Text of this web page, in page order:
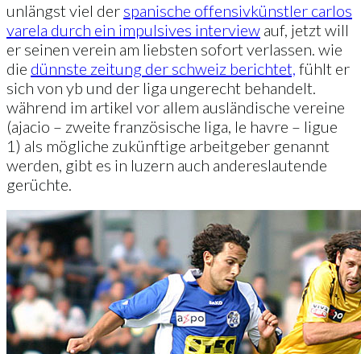
unlängst viel der spanische offensivkünstler carlos
varela durch ein impulsives interview auf, jetzt will
er seinen verein am liebsten sofort verlassen. wie
die dünnste zeitung der schweiz berichtet, fühlt er
sich von yb und der liga ungerecht behandelt.
während im artikel vor allem ausländische vereine
(ajacio – zweite französische liga, le havre – ligue
1) als mögliche zukünftige arbeitgeber genannt
werden, gibt es in luzern auch andereslautende
gerüchte.